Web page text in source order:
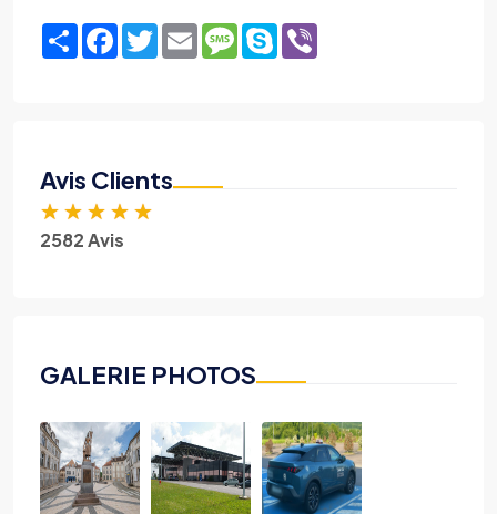
ShareFacebook
TwitterEmailMessage
Skype
Avis Clients
★ ★ ★ ★ ★
2582 Avis
GALERIE PHOTOS